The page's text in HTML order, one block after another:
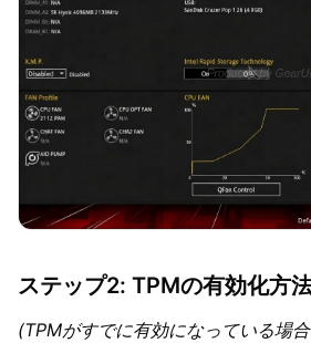
ステップ2: TPMの有効化方
(TPMがすでに有効になっている場